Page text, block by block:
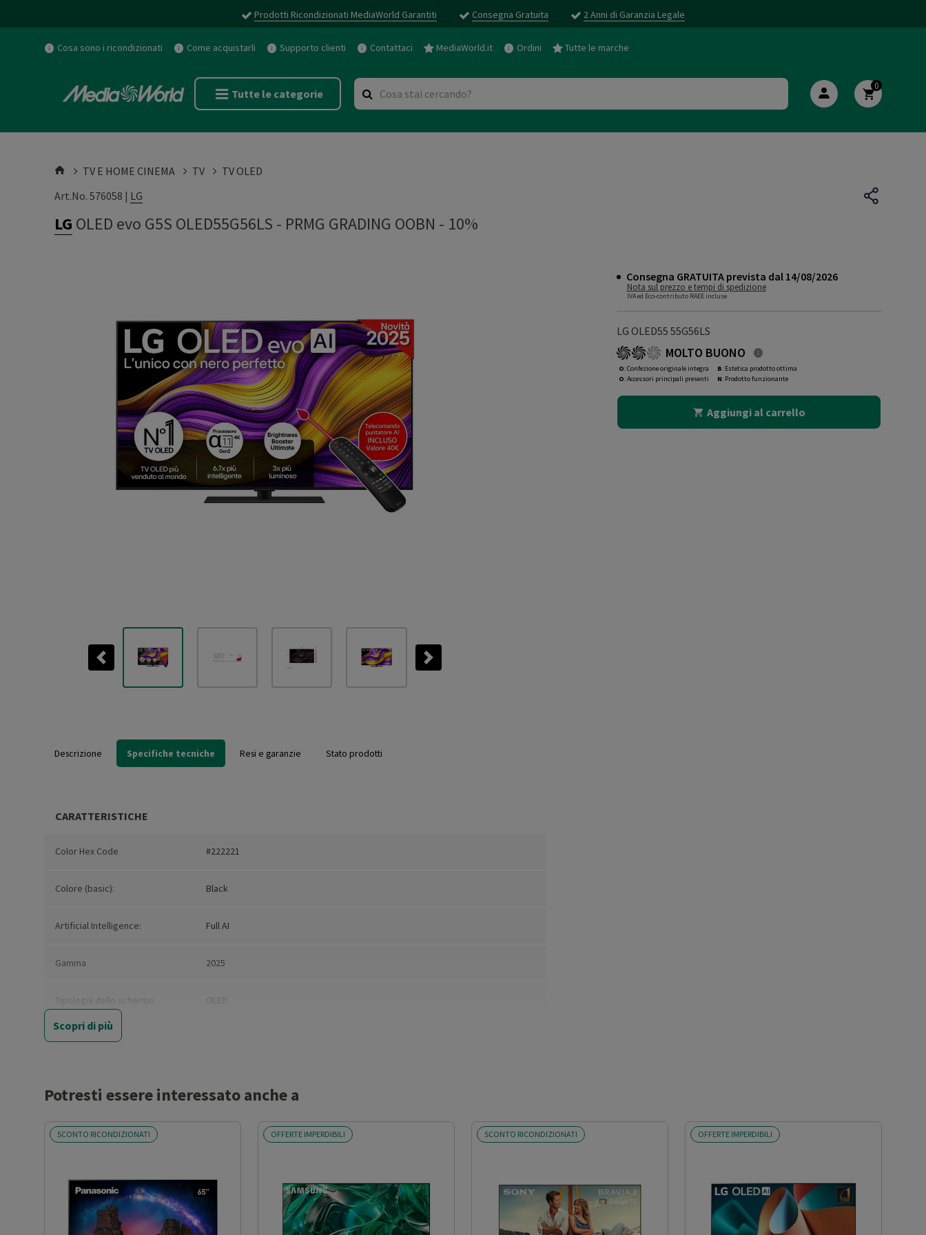
Prodotti Ricondizionati MediaWorld Garantiti Consegna Gratuita 2 Anni di Garanzia Legale
Cosa sono i ricondizionati Come acquistarli Supporto clienti Contattaci MediaWorld.it Ordini Tutte le marche
Tutte le categorie
0
TV E HOME CINEMA TV
TV OLED
Art.No. 576058 | LG
LG OLED evo G5S OLED55G56LS - PRMG GRADING OOBN - 10%
Previous Next
Consegna GRATUITA prevista dal 14/08/2026
Nota sul prezzo e tempi di spedizione
IVA ed Eco-contributo RAEE incluse
LG OLED55 55G56LS
MOLTO BUONO
O: Confezione originale integra
O: Accessori principali presenti
B: Estetica prodotto ottima
N: Prodotto funzionante
Aggiungi al carrello
Descrizione Specifiche tecniche Resi e garanzie Stato prodotti
CARATTERISTICHE
Color Hex Code #222221
Colore (basic): Black
Artificial Intelligence: Full AI
Gamma 2025
Tipologia dello schermo OLED
Formato schermo 16:9
Diagonale schermo (cm) 139
Scopri di più
Potresti essere interessato anche a
SCONTO RICONDIZIONATI OFFERTE IMPERDIBILI SCONTO RICONDIZIONATI OFFERTE IMPERDIBILI